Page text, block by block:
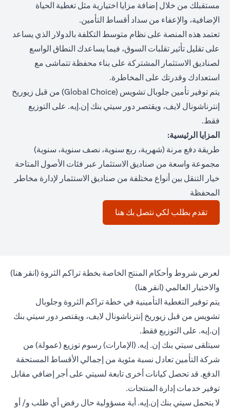
مستقبلك من خلال إضافة مزايا اختيارية مثل تغطية الحياة
الإضافية، والإعفاء من سداد أقساط التأمين.
تعتمد هذه المنصة على نظام متوسط التكلفة بالدولار الذي يساعد
على تقليل تأثير تقلبات السوق، فيما يساعدك النطاق الواسع
لصناديق الاستثمار المشتركة على بناء محفظة تتماشى مع
استعدادك وقدرتك على المخاطرة.
يتم توفير تأمين جلوبال تشويس (Global Choice) من قبل زيوريخ
إنترناشونال لايف، ويقتصر دور سيتي بنك إن.إيه. على التوزيع
فقط.
المزايا الرئيسية:
طريقة دفع مرنة (شهرية، ربع سنوية، نصف سنوية، سنوية)
مجموعة واسعة من صناديق الاستثمار عبر فئات الأصول المتاحة
خيار التنقل بين أنواع مختلفة من صناديق الاستثمار لإدارة مخاطر
المحفظة
تقدم بطلب لكي نتصل بك هنا
لعرض شروط وأحكام المنتج الخاصة بخطة تراكم الثروة (انقر هنا)
والاختيار العالمي (انقر هناopens in a new tab
)
يتم توفير التغطية التأمينية في خطة تراكم الثروة وجلوبال
تشويس من قبل زيوريخ إنترناشونال لايف، ويقتصر دور سيتي بنك
إن.إيه. على التوزيع فقط.
سيتلقى سيتي بنك إن. إيه. (الإمارات) رسوم توزيع (عمولة) من
شركة التأمين تعادل نسبة مئوية من إجمالي الأقساط المستحقة
الدفع. قد تحصل كيانات أخرى تابعة لسيتي على أجر إضافي مقابل
توفير خدمات إدارة المنتجات.
لا يتحمل سيتي بنك إن.إيه. أية مسؤولية حال رفض أي طلب و/ أو